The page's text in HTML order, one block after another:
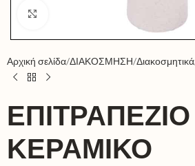
Αρχική σελίδα ΔΙΑΚΟΣΜΗΣΗ Διακοσμητικά
ΕΠΙΤΡΑΠΕΖΙΟ
ΚΕΡΑΜΙΚΟ